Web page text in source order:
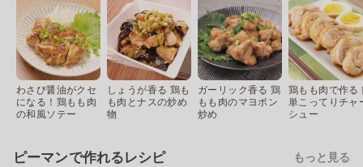
わさび醤油がクセ
になる！鶏もも肉
の和風ソテー
しょうが香る 鶏も
も肉とナスの炒め
物
ガーリック香る 鶏
もも肉のマヨポン
炒め
鶏もも肉で作る
単こってりチャ
シュー
ピーマンで作れるレシピ もっと見る